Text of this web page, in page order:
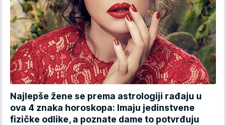
Najlepše žene se prema astrologiji rađaju u
ova 4 znaka horoskopa: Imaju jedinstvene
fizičke odlike, a poznate dame to potvrđuju